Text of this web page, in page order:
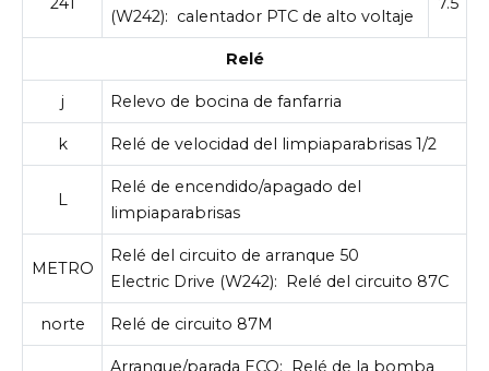
(W242): calentador PTC de alto voltaje
Relé
j Relevo de bocina de fanfarria
k Relé de velocidad del limpiaparabrisas 1/2
L
Relé de encendido/apagado del
limpiaparabrisas
METRO
Relé del circuito de arranque 50
Electric Drive (W242): Relé del circuito 87C
norte Relé de circuito 87M
Arranque/parada ECO: Relé de la bomba